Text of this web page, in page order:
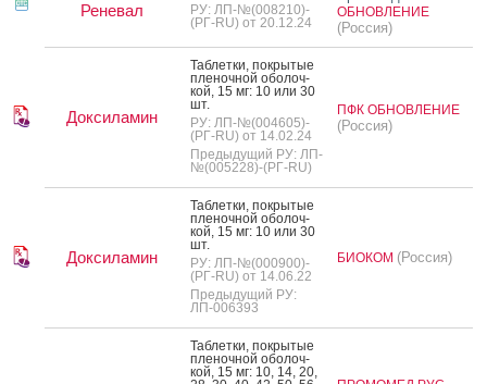
Реневал
РУ: ЛП-№(008210)-
(РГ-RU) от 20.12.24
ОБНОВЛЕНИЕ
(Россия)
Доксиламин
Таб­летки, пок­ры­тые
пле­ноч­ной обо­лоч­
кой, 15 мг: 10 или 30
шт.
РУ: ЛП-№(004605)-
(РГ-RU) от 14.02.24
Предыдущий РУ: ЛП-
№(005228)-(РГ-RU)
ПФК ОБНОВЛЕНИЕ
(Россия)
Доксиламин
Таб­летки, пок­ры­тые
пле­ноч­ной обо­лоч­
кой, 15 мг: 10 или 30
шт.
РУ: ЛП-№(000900)-
(РГ-RU) от 14.06.22
Предыдущий РУ:
ЛП-006393
БИОКОМ (Россия)
Таб­летки, пок­ры­тые
пле­ноч­ной обо­лоч­
кой, 15 мг: 10, 14, 20,